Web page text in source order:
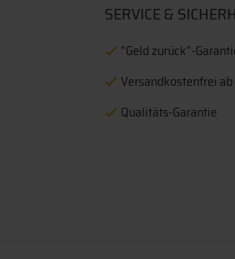
SERVICE &
“Geld zurück“-
Versandkostenfrei ab
Qualitäts-Garantie